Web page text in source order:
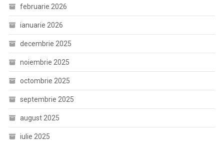
februarie 2026
ianuarie 2026
decembrie 2025
noiembrie 2025
octombrie 2025
septembrie 2025
august 2025
iulie 2025